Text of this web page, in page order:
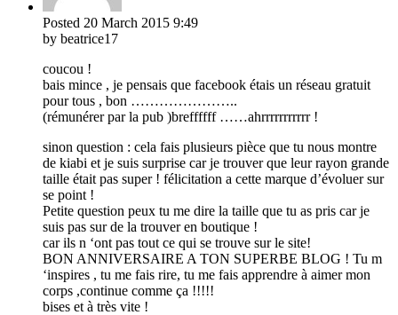
Posted 20 March 2015 9:49
by beatrice17
coucou !
bais mince , je pensais que facebook étais un réseau gratuit
pour tous , bon …………………..
(rémunérer par la pub )breffffff ……ahrrrrrrrrrrr !
sinon question : cela fais plusieurs pièce que tu nous montre
de kiabi et je suis surprise car je trouver que leur rayon grande
taille était pas super ! félicitation a cette marque d’évoluer sur
se point !
Petite question peux tu me dire la taille que tu as pris car je
suis pas sur de la trouver en boutique !
car ils n ‘ont pas tout ce qui se trouve sur le site!
BON ANNIVERSAIRE A TON SUPERBE BLOG ! Tu m
‘inspires , tu me fais rire, tu me fais apprendre à aimer mon
corps ,continue comme ça !!!!!
bises et à très vite !